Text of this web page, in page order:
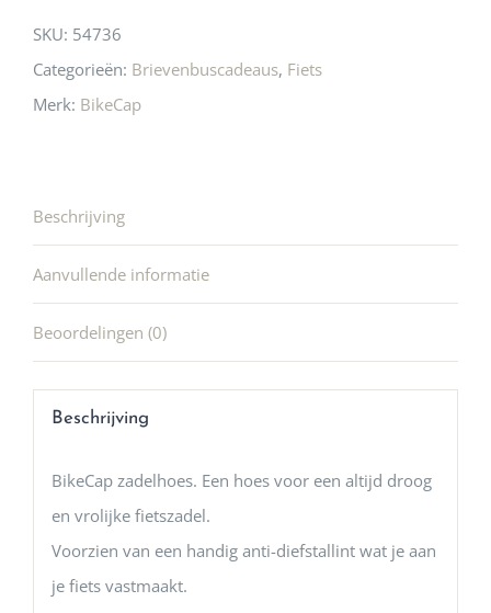
SKU: 54736
Categorieën: Brievenbuscadeaus, Fiets
Merk: BikeCap
Beschrijving
Aanvullende informatie
Beoordelingen (0)
Beschrijving
BikeCap zadelhoes. Een hoes voor een altijd droog
en vrolijke fietszadel.
Voorzien van een handig anti-diefstallint wat je aan
je fiets vastmaakt.